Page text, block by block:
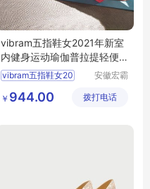
vibram五指鞋女2021年新室
内健身运动瑜伽普拉提轻便
鞋ALITZALOOP
vibram五指鞋女20
安徽宏霸
有限公司
￥ 944.00 拨打电话